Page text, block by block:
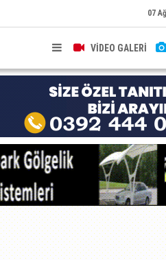
07
VİDEO GALERİ